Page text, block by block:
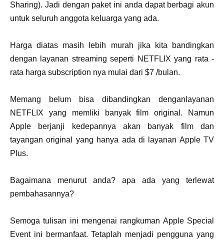
Sharing). Jadi dengan paket ini anda dapat berbagi akun
untuk seluruh anggota keluarga yang ada.
Harga diatas masih lebih murah jika kita bandingkan
dengan layanan streaming seperti NETFLIX yang rata -
rata harga subscription nya mulai dari $7 /bulan.
Memang belum bisa dibandingkan denganlayanan
NETFLIX yang memliki banyak film original. Namun
Apple berjanji kedepannya akan banyak film dan
tayangan original yang hanya ada di layanan Apple TV
Plus.
Bagaimana menurut anda? apa ada yang terlewat
pembahasannya?
Semoga tulisan ini mengenai rangkuman Apple Special
Event ini bermanfaat. Tetaplah menjadi pengguna yang